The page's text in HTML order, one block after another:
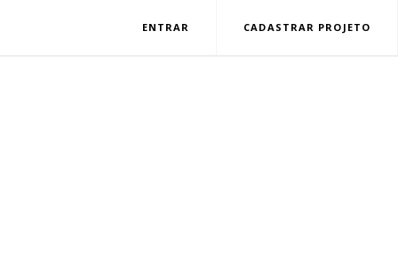
ENTRAR CADASTRAR PROJETO